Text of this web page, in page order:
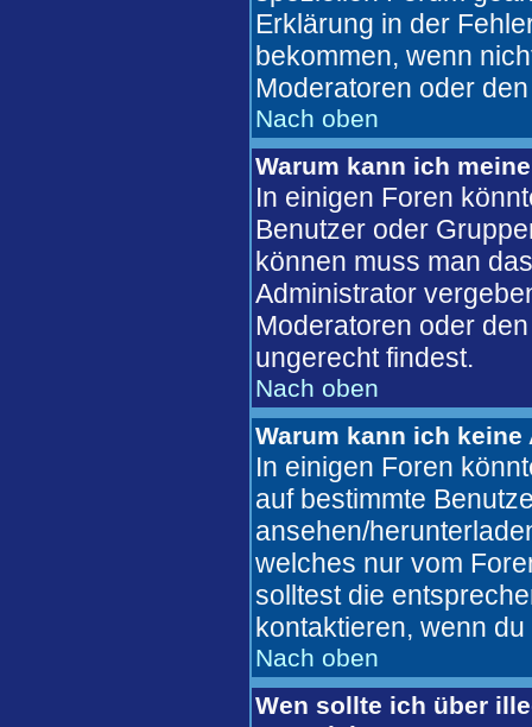
Erklärung in der
bekommen, wenn
Moderatoren oder
Nach oben
Warum kann ich
In einigen Foren
Benutzer oder
können muss man
Administrator
Moderatoren oder
ungerecht findest.
Nach oben
Warum kann ich
In einigen Foren
auf bestimmte
ansehen/
welches nur vom
solltest die
kontaktieren, wenn
Nach oben
Wen sollte ich über